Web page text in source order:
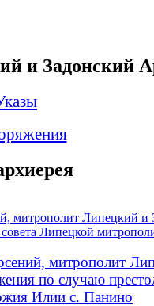
и Задонский
митрополит Липецкий и
совета Липецкой
митрополит
по случаю
Илии с. Панино